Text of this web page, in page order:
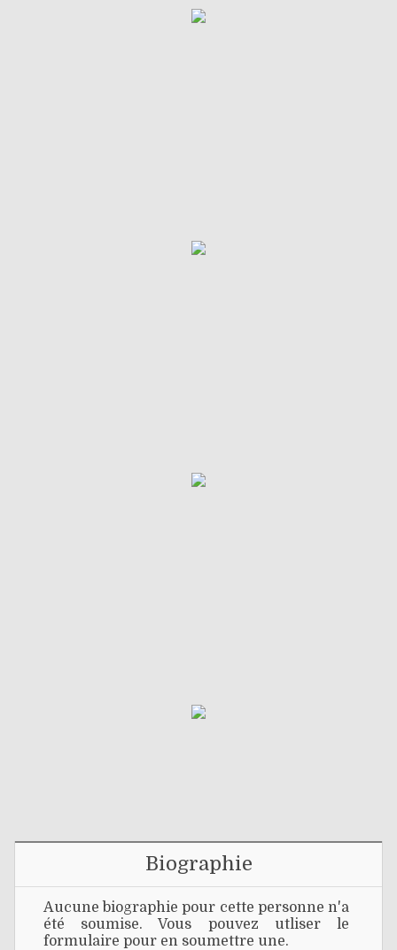
Biographie
Aucune biographie pour cette personne n'a
été soumise. Vous pouvez utliser le
formulaire pour en soumettre une.